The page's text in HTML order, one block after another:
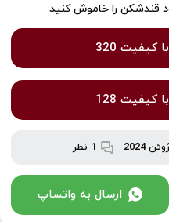
قندشکن را خاموش کنید
کیفیت 320
کیفیت 128
1 نظر
ارسال به واتساپ